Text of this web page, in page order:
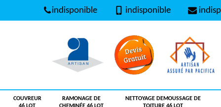
indisponible indisponible
COUVREUR
46 LOT
RAMONAGE DE
CHEMINÉE 46 LOT
NETTOYAGE DEMOUSSAGE DE
TOITURE 46 LOT